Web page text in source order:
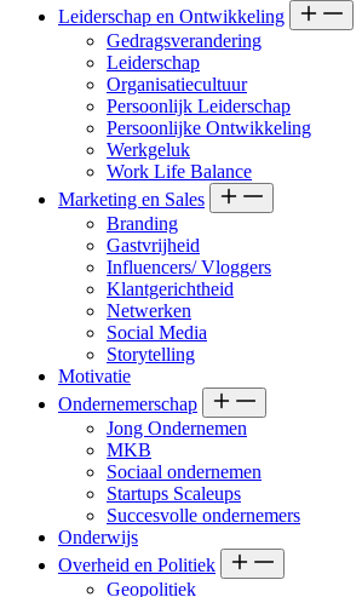
Leiderschap en Ontwikkeling
Gedragsverandering
Leiderschap
Organisatiecultuur
Persoonlijk Leiderschap
Persoonlijke Ontwikkeling
Werkgeluk
Work Life Balance
Marketing en Sales
Branding
Gastvrijheid
Influencers/ Vloggers
Klantgerichtheid
Netwerken
Social Media
Storytelling
Motivatie
Ondernemerschap
Jong Ondernemen
MKB
Sociaal ondernemen
Startups Scaleups
Succesvolle ondernemers
Onderwijs
Overheid en Politiek
Geopolitiek